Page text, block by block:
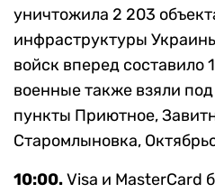
уничтожила 2 203
инфраструктуры
войск вперед составило
военные также взяли
пункты Приютное,
Старомлыновка,
10:00.Visa и MasterCard